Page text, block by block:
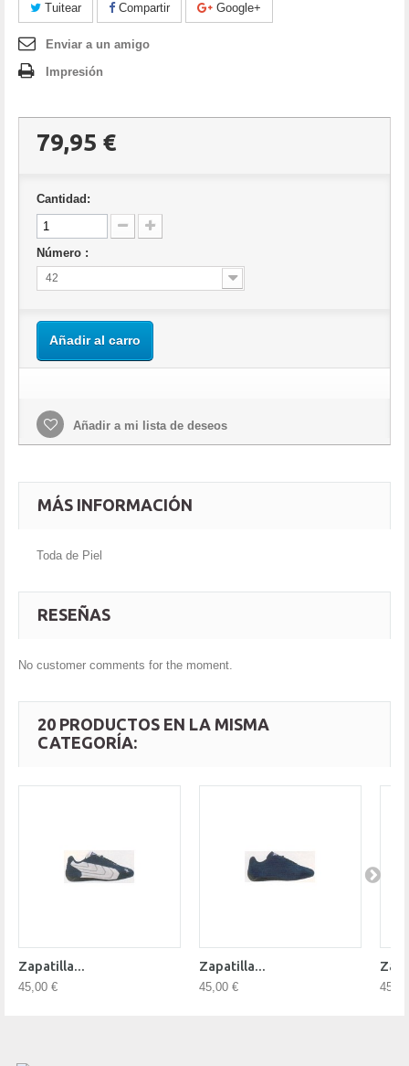
Tuitear Compartir Google+
Enviar a un amigo
Impresión
79,95 €
Cantidad:
Número :
42
Añadir al carro
Añadir a mi lista de deseos
MÁS INFORMACIÓN
Toda de Piel
RESEÑAS
No customer comments for the moment.
20 PRODUCTOS EN LA MISMA
CATEGORÍA:
Zapatilla...
45,00 €
Zapatilla...
45,00 €